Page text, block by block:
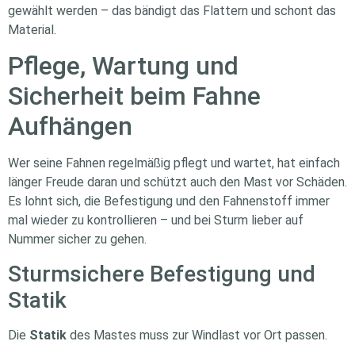
gewählt werden – das bändigt das Flattern und schont das
Material.
Pflege, Wartung und
Sicherheit beim Fahne
Aufhängen
Wer seine Fahnen regelmäßig pflegt und wartet, hat einfach
länger Freude daran und schützt auch den Mast vor Schäden.
Es lohnt sich, die Befestigung und den Fahnenstoff immer
mal wieder zu kontrollieren – und bei Sturm lieber auf
Nummer sicher zu gehen.
Sturmsichere Befestigung und
Statik
Die Statik des Mastes muss zur Windlast vor Ort passen.